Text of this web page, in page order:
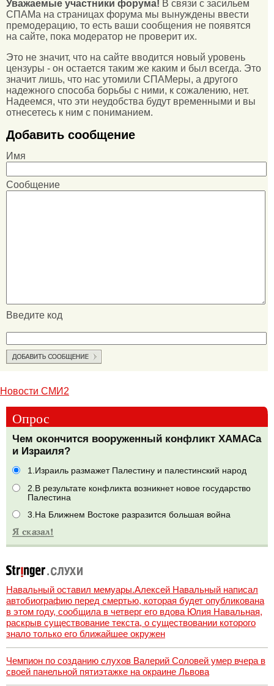
Уважаемые участники форума! В связи с засильем
СПАМа на страницах форума мы вынуждены ввести
премодерацию, то есть ваши сообщения не появятся
на сайте, пока модератор не проверит их.
Это не значит, что на сайте вводится новый уровень
цензуры - он остается таким же каким и был всегда. Это
значит лишь, что нас утомили СПАМеры, а другого
надежного способа борьбы с ними, к сожалению, нет.
Надеемся, что эти неудобства будут временными и вы
отнесетесь к ним с пониманием.
Добавить сообщение
Имя
Сообщение
Введите код
Новости СМИ2
Опрос
Чем окончится вооруженный конфликт ХАМАСа
и Израиля?
1.Израиль размажет Палестину и палестинский народ
2.В результате конфликта возникнет новое государство
Палестина
3.На Ближнем Востоке разразится большая война
Навальный оставил мемуары.Алексей Навальный написал
автобиографию перед смертью, которая будет опубликована
в этом году, сообщила в четверг его вдова Юлия Навальная,
раскрыв существование текста, о существовании которого
знало только его ближайшее окружен
Чемпион по созданию слухов Валерий Соловей умер вчера в
своей панельной пятиэтажке на окраине Львова